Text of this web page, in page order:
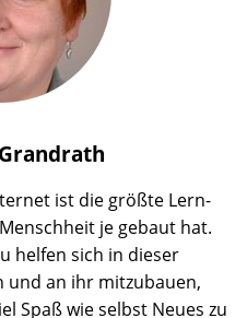
Grandrath
ist die größte Lern-
je gebaut hat.
helfen sich in dieser
und an ihr mitzubauen,
Spaß wie selbst Neues zu